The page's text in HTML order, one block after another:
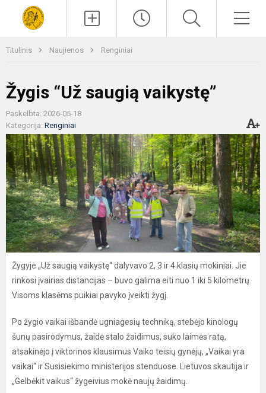
Titulinis Naujienos Renginiai
Žygis “Už saugią vaikystę”
Paskelbta: 2026-05-18
Kategorija: Renginiai
Žygyje „Už saugią vaikystę“ dalyvavo 2, 3 ir 4 klasių mokiniai. Jie
rinkosi įvairias distancijas – buvo galima eiti nuo 1 iki 5 kilometrų.
Visoms klasėms puikiai pavyko įveikti žygį.
Po žygio vaikai išbandė ugniagesių techniką, stebėjo kinologų
šunų pasirodymus, žaidė stalo žaidimus, suko laimės ratą,
atsakinėjo į viktorinos klausimus Vaiko teisių gynėjų, „Vaikai yra
vaikai“ ir Susisiekimo ministerijos stenduose. Lietuvos skautija ir
„Gelbėkit vaikus“ žygeivius mokė naujų žaidimų.